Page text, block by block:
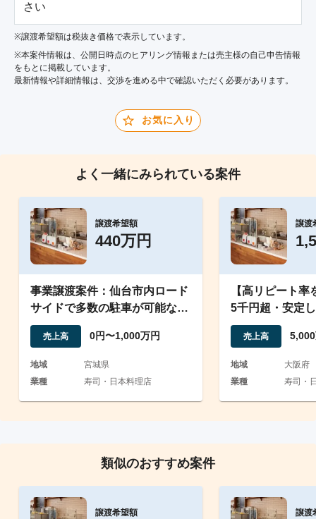
さい
※譲渡希望額は税抜き価格で表示しています。
※本案件情報は、公開日時点のヒアリング情報または売主様の自己申告情報
をもとに掲載しています。
最新情報や詳細情報は、交渉を進める中で確認いただく必要があります。
お気に入り
よく一緒にみられている案件
譲渡希望額
440万円
事業譲渡案件：仙台市内ロード
サイドで多数の駐車が可能な飲
食店
売上高 0円〜1,000万円
地域
宮城県
業種
寿司・日本料理店
譲渡
【高リピート
5千円超・安定
持つ好立地日本
売上高
地域
大阪府
業種
寿司・
類似のおすすめ案件
譲渡希望額 譲渡